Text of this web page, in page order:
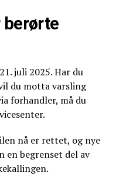
berørte
juli 2025. Har du
du motta varsling
forhandler, må du
nå er rettet, og nye
en begrenset del av